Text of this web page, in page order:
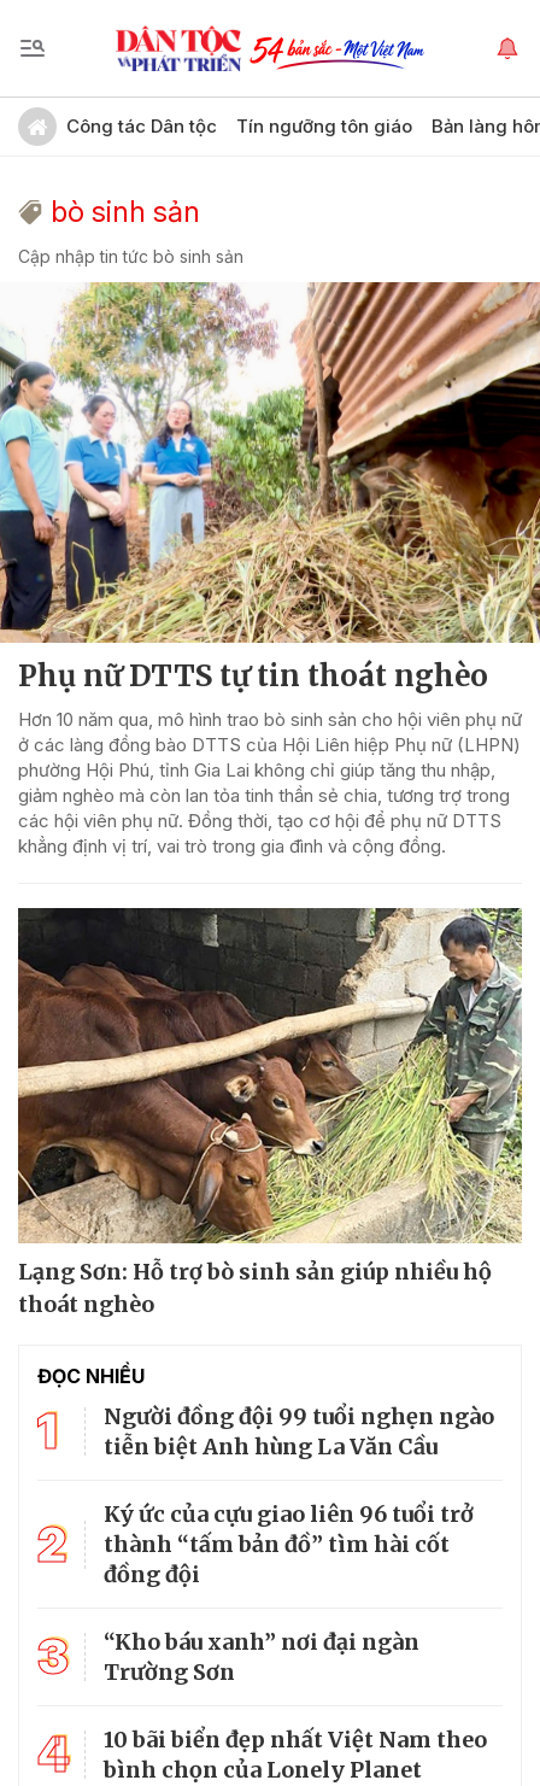
Công tác Dân tộc Tín ngưỡng tôn giáo Bản làng
bò sinh sản
Cập nhập tin tức bò sinh sản
Phụ nữ DTTS tự tin thoát nghèo
Hơn 10 năm qua, mô hình trao bò sinh sản cho hội viên phụ nữ
ở các làng đồng bào DTTS của Hội Liên hiệp Phụ nữ (LHPN)
phường Hội Phú, tỉnh Gia Lai không chỉ giúp tăng thu nhập,
giảm nghèo mà còn lan tỏa tinh thần sẻ chia, tương trợ trong
các hội viên phụ nữ. Đồng thời, tạo cơ hội để phụ nữ DTTS
khẳng định vị trí, vai trò trong gia đình và cộng đồng.
Lạng Sơn: Hỗ trợ bò sinh sản giúp nhiều hộ
thoát nghèo
ĐỌC NHIỀU
1
Người đồng đội 99 tuổi nghẹn ngào
tiễn biệt Anh hùng La Văn Cầu
2
Ký ức của cựu giao liên 96 tuổi trở
thành “tấm bản đồ” tìm hài cốt
đồng đội
3
“Kho báu xanh” nơi đại ngàn
Trường Sơn
4
10 bãi biển đẹp nhất Việt Nam theo
bình chọn của Lonely Planet